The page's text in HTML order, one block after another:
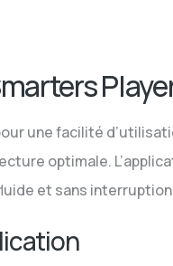
une facilité
optimale.
et sans